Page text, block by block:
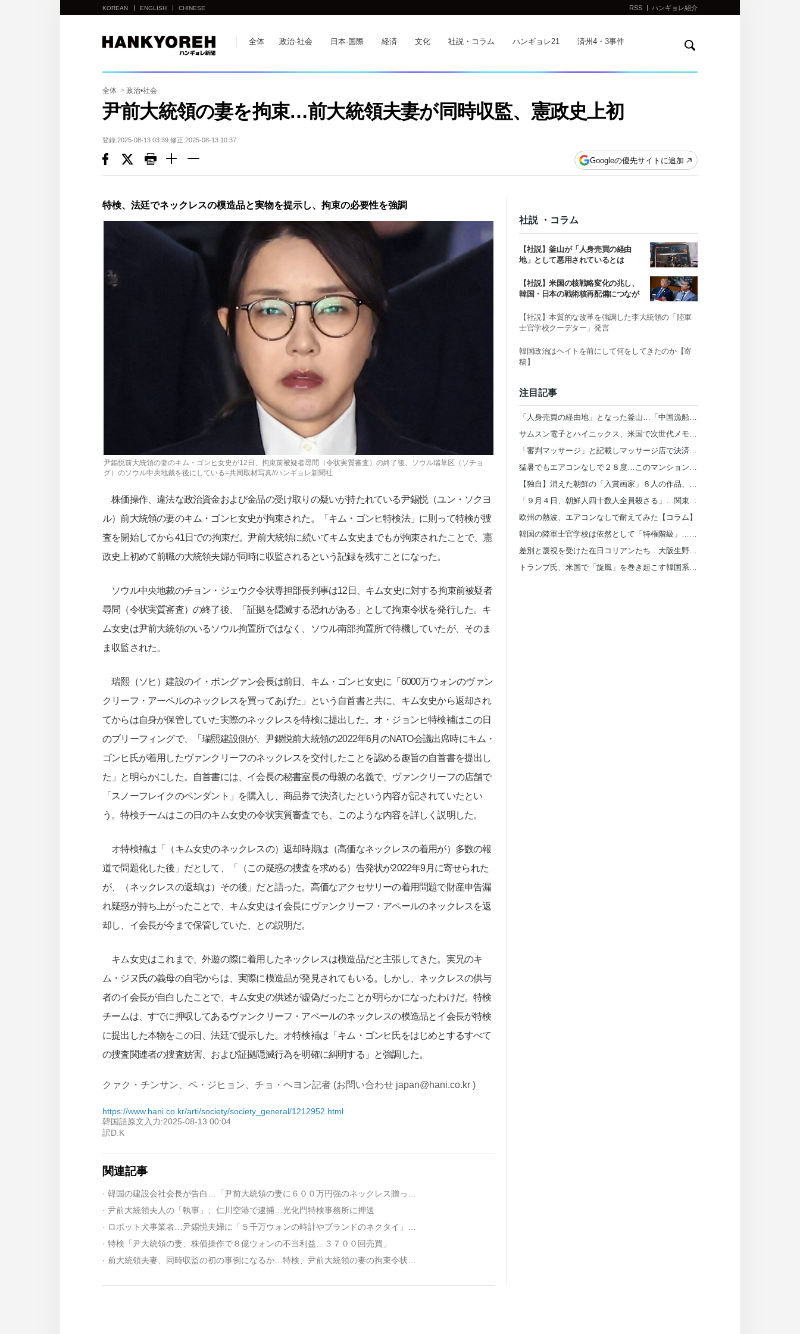
他
国
の
サ
イ
ト
の
リ
ク
다
사
KOREAN ENGLISH CHINESE
全体 政治·社会 日本·国際 経済 文化 社説・コラム ハンギョレ21 済州4・3事件
検
RSS ハンギョレ紹介
全体 > 政治•社会
尹前大統領の妻を拘束…前大統領夫妻が同時収監、憲政史上初
登録:2025-08-13 03:39 修正:2025-08-13 10:37
Googleの優先サイトに追加
特検、法廷でネックレスの模造品と実物を提示し、拘束の必要性を強調
尹錫悦前大統領の妻のキム・ゴンヒ女史が12日、拘束前被疑者尋問（令状実質審査）の終了後、ソウル瑞草区（ソチョ
グ）のソウル中央地裁を後にしている=共同取材写真//ハンギョレ新聞社
株価操作、違法な政治資金および金品の受け取りの疑いが持たれている尹錫悦（ユン・ソクヨ
ル）前大統領の妻のキム・ゴンヒ女史が拘束された。「キム・ゴンヒ特検法」に則って特検が捜
査を開始してから41日での拘束だ。尹前大統領に続いてキム女史までもが拘束されたことで、憲
政史上初めて前職の大統領夫婦が同時に収監されるという記録を残すことになった。
ソウル中央地裁のチョン・ジェウク令状専担部長判事は12日、キム女史に対する拘束前被疑者
尋問（令状実質審査）の終了後、「証拠を隠滅する恐れがある」として拘束令状を発行した。キ
ム女史は尹前大統領のいるソウル拘置所ではなく、ソウル南部拘置所で待機していたが、そのま
ま収監された。
瑞熙（ソヒ）建設のイ・ボングァン会長は前日、キム・ゴンヒ女史に「6000万ウォンのヴァン
クリーフ・アーペルのネックレスを買ってあげた」という自首書と共に、キム女史から返却され
てからは自身が保管していた実際のネックレスを特検に提出した。オ・ジョンヒ特検補はこの日
のブリーフィングで、「瑞熙建設側が、尹錫悦前大統領の2022年6月のNATO会議出席時にキム・
ゴンヒ氏が着用したヴァンクリーフのネックレスを交付したことを認める趣旨の自首書を提出し
た」と明らかにした。自首書には、イ会長の秘書室長の母親の名義で、ヴァンクリーフの店舗で
「スノーフレイクのペンダント」を購入し、商品券で決済したという内容が記されていたとい
う。特検チームはこの日のキム女史の令状実質審査でも、このような内容を詳しく説明した。
オ特検補は「（キム女史のネックレスの）返却時期は（高価なネックレスの着用が）多数の報
道で問題化した後」だとして、「（この疑惑の捜査を求める）告発状が2022年9月に寄せられた
が、（ネックレスの返却は）その後」だと語った。高価なアクセサリーの着用問題で財産申告漏
れ疑惑が持ち上がったことで、キム女史はイ会長にヴァンクリーフ・アペールのネックレスを返
却し、イ会長が今まで保管していた、との説明だ。
キム女史はこれまで、外遊の際に着用したネックレスは模造品だと主張してきた。実兄のキ
ム・ジヌ氏の義母の自宅からは、実際に模造品が発見されてもいる。しかし、ネックレスの供与
者のイ会長が自白したことで、キム女史の供述が虚偽だったことが明らかになったわけだ。特検
チームは、すでに押収してあるヴァンクリーフ・アペールのネックレスの模造品とイ会長が特検
に提出した本物をこの日、法廷で提示した。オ特検補は「キム・ゴンヒ氏をはじめとするすべて
の捜査関連者の捜査妨害、および証拠隠滅行為を明確に糾明する」と強調した。
クァク・チンサン、ペ・ジヒョン、チョ・ヘヨン記者 (お問い合わせ japan@hani.co.kr )
https://www.hani.co.kr/arti/society/society_general/1212952.html
韓国語原文入力:2025-08-13 00:04
訳D.K
関連記事
· 尹前大統領夫人の「執事」、仁川空港で逮捕…光化門特検事務所に押送
· 特検「尹大統領の妻、株価操作で８億ウォンの不当利益…３７００回売買」
社説 ・コラム
【社説】釜山が「人身売買の経由
地」として悪用されているとは
【社説】米国の核戦略変化の兆し、
韓国・日本の戦術核再配備につなが
【社説】本質的な改革を強調した李大統領の「陸軍
士官学校クーデター」発言
韓国政治はヘイトを前にして何をしてきたのか【寄
稿】
注目記事
「人身売買の経由地」となった釜山…「中国漁船、韓国に違法拘束外部委託」
サムスン電子とハイニックス、米国で次世代メモリ公開…「韓国、２０３１年まで首位」
「審判マッサージ」と記載しマッサージ店で決済…大韓サッカー協会、組織的に審判接待
猛暑でもエアコンなしで２８度…このマンションは「ブラインド」を窓の外に設置＝韓国
【独自】消えた朝鮮の「入賞画家」８人の作品、日本の皇室が所蔵していた
「９月４日、朝鮮人四十数人全員殺さる」…関東大震災虐殺、日本の公文書また見つかる
欧州の熱波、エアコンなしで耐えてみた【コラム】
韓国の陸軍士官学校は依然として「特権階級」…士官学校改革が必要な理由
差別と蔑視を受けた在日コリアンたち…大阪生野区は「避難所」だった
トランプ氏、米国で「旋風」を巻き起こす韓国系知事候補を「共産主義者の狂人」と非難